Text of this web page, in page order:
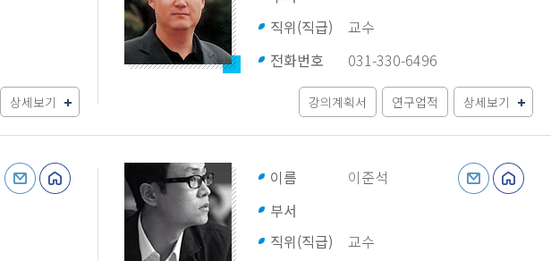
상세보기
직위(직급)
교수
전화번호
031-330-6496
강의계획서 연구업적 상세보기
이름
이준석
부서
직위(직급)
교수